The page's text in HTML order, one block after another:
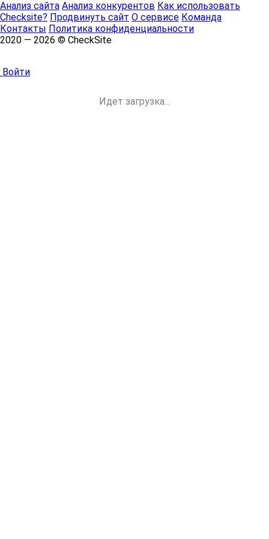
Анализ сайта Анализ конкурентов Как использовать
Checksite? Продвинуть сайт О сервисе Команда
Контакты Политика конфиденциальности
2020 — 2026 © CheckSite
Войти
Идет загрузка...